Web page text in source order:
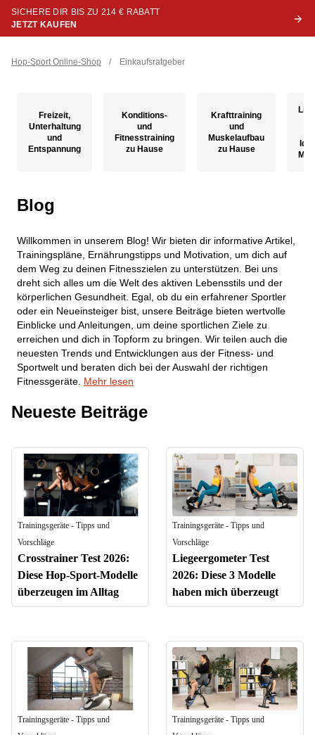
SICHERE DIR BIS ZU 214 € RABATT
JETZT KAUFEN
Hop-Sport Online-Shop / Einkaufsratgeber
Freizeit,
Unterhaltung
und
Entspannung
Konditions-
und
Fitnesstraining
zu Hause
Krafttraining
und
Muskelaufbau
zu Hause
Blog
Willkommen in unserem Blog! Wir bieten dir informative Artikel,
Trainingspläne, Ernährungstipps und Motivation, um dich auf
dem Weg zu deinen Fitnesszielen zu unterstützen. Bei uns
dreht sich alles um die Welt des aktiven Lebensstils und der
körperlichen Gesundheit. Egal, ob du ein erfahrener Sportler
oder ein Neueinsteiger bist, unsere Beiträge bieten wertvolle
Einblicke und Anleitungen, um deine sportlichen Ziele zu
erreichen und dich in Topform zu bringen. Wir teilen auch die
neuesten Trends und Entwicklungen aus der Fitness- und
Sportwelt und beraten dich bei der Auswahl der richtigen
Fitnessgeräte. Mehr lesen
Neueste Beiträge
Trainingsgeräte - Tipps und
Vorschläge
Crosstrainer Test 2026:
Diese Hop-Sport-Modelle
überzeugen im Alltag
Trainingsgeräte - Tipps und
Vorschläge
Liegeergometer Test
2026: Diese 3 Modelle
haben mich überzeugt
Trainingsgeräte - Tipps und
Trainingsgeräte - Tipps und